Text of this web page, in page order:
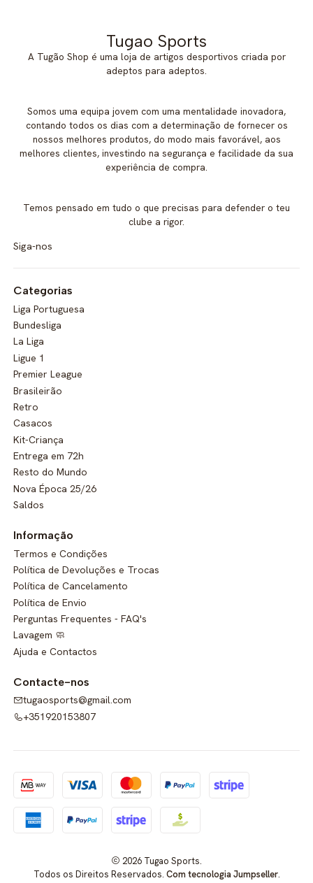
Tugao Sports
A Tugão Shop é uma loja de artigos desportivos criada por
adeptos para adeptos.
Somos uma equipa jovem com uma mentalidade inovadora,
contando todos os dias com a determinação de fornecer os
nossos melhores produtos, do modo mais favorável, aos
melhores clientes, investindo na segurança e facilidade da sua
experiência de compra.
Temos pensado em tudo o que precisas para defender o teu
clube a rigor.
Siga-nos
Categorias
Liga Portuguesa
Bundesliga
La Liga
Ligue 1
Premier League
Brasileirão
Retro
Casacos
Kit-Criança
Entrega em 72h
Resto do Mundo
Nova Época 25/26
Saldos
Informação
Termos e Condições
Política de Devoluções e Trocas
Política de Cancelamento
Política de Envio
Perguntas Frequentes - FAQ's
Lavagem 🧼
Ajuda e Contactos
Contacte-nos
tugaosports@gmail.com
+351920153807
2026 Tugao Sports.
Todos os Direitos Reservados. Com tecnologia Jumpseller.